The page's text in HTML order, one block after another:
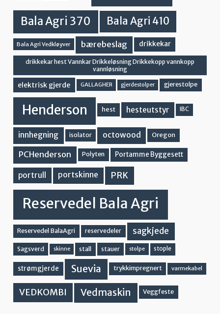
Bala Agri 370 Bala Agri 410
Bala Agri Vedkløyver bærebeslag drikkekar
drikkekar hest Vannkar Drikkeløsning Drikkekopp vannkopp
vannløsning
elektrisk gjerde GALLAGHER gjerdestolper gjerestolpe
Henderson hest hesteutstyr IBC
innhegning isolator octowood Oregon
PCHenderson Polyten Portamme Byggesett
portrull portskinne PRK
Reservedel Bala Agri
Reservedel BalaAgri reservedeler sagkjede
Sagsverd skinne stall stauer stolpe stople
strømgjerde Suevia trykkimpregnert varmekabel
VEDKOMBI Vedmaskin Veggfeste